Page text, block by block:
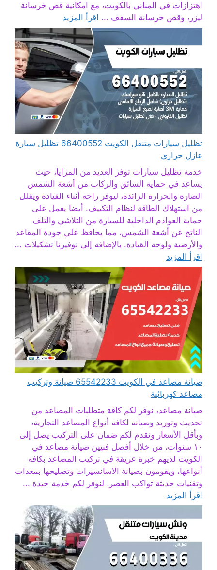
اهتزازات في المباني بالكويت، مع امكانية قص خرسانة
ليزر، وقص خرسانة السقف ... اقرأ المزيد
تظليل سيارات متنقل الكويت 66400552 تظليل سيارة
عازل حراري
خدمة تظليل سيارات توفر العديد من المزايا، حيث
يساعد في حماية السائق والركاب من أشعة الشمس
الضارة والحرارة الزائدة، ليوفر راحة أثناء القيادة ويقلل
من استهلاك الطاقة لنظام التكييف. أيضا يعمل على
حماية العوادم الداخلية للسيارة من التلاشي والتلف
الناتج عن أشعة الشمس، مما يحافظ على جودة المقاعد
والأرضية ولوحة القيادة. بالإضافة إلى توفيرنا تشكيلات ...
اقرأ المزيد
صيانة مصاعد في الكويت 65542233 صيانة وتركيب
مصاعد كهربائية
صيانة مصاعد، نوفر لكم كافة متطلبات المصاعد من
تحديث وتوريد وصيانة لكافة أنواع المصاعد التجارية،
وبأقل الأسعار ونقدم لكم ضمان على التركيب يصل إلى
١٠ سنوات، من خلال أفضل فنيين صيانة مصاعد في
الكويت لديهم خبرة عريقة في تركيب المصاعد بكافة
أنواعها، ويقومون بصيانة الاسانسيرات وتصليحها بمعدات
وتقنيات حديثة تواكب العصر، لنوفر لكم خدمة جيدة ...
اقرأ المزيد